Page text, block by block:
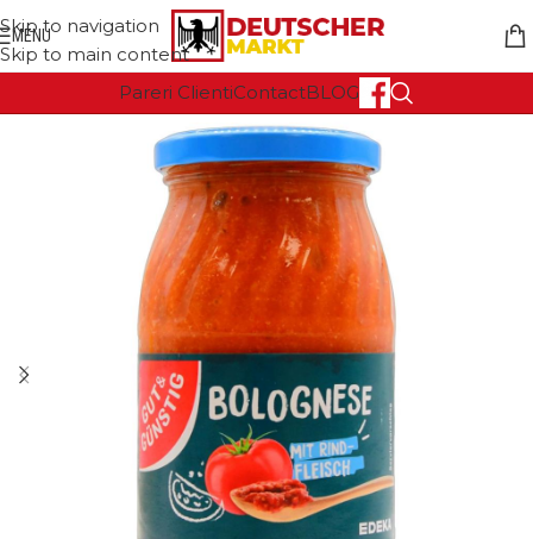
Skip to navigation
Skip to main content
MENU
Pareri ClientiContactBLOG